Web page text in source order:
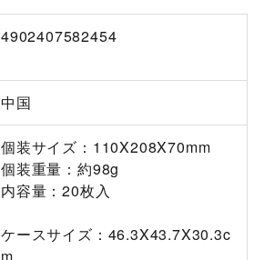
4902407582454
中国
個装サイズ：110X208X70mm
個装重量：約98g
内容量：20枚入
ケースサイズ：46.3X43.7X30.3c